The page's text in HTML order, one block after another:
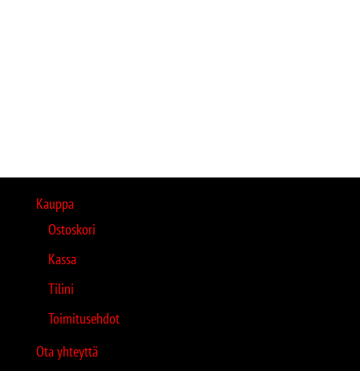
Kauppa
Ostoskori
Kassa
Tilini
Toimitusehdot
Ota yhteyttä